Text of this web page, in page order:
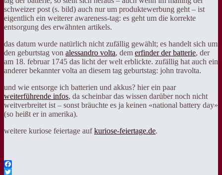
schweizer post (s. bild) auch nur um produktewerbung geht – ist
eigentlich ein weiterer awareness-tag: es geht um die korrekte
entsorgung des erwähnten artikels.
das datum wurde natürlich nicht zufällig gewählt; es handelt sich um
den geburtstag von alessandro volta, dem erfinder der batterie, der
am 18. februar 1745 das licht der welt erblickte. zufällig hat auch ein
anderer bekannter volta an diesem tag geburtstag: john travolta.
und wie entsorge ich batterien und akkus? hier ein paar
weiterführende infos, da scheinbar das wissen darüber noch nicht
weitverbreitet ist – sonst bräuchte es ja keinen «national battery day»
(so heißt er in amerika).
weitere kuriose feiertage aufkuriose-feiertage.de.
Facebook